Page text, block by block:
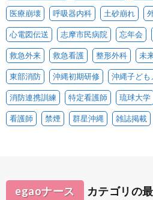
医療崩壊 呼吸器内科 土砂崩れ
心電図伝送 志摩市民病院 忘年会
救急外来 救急看護 整形外科 未
東部消防 沖縄初期研修 沖縄子ども
消防連携訓練 特定看護師 琉球大学
看護師 禁煙 群星沖縄 雑誌掲載
egaoナース カテゴリの